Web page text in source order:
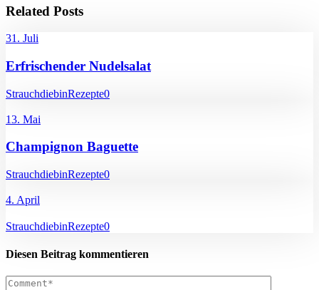
Related Posts
31. Juli
Erfrischender Nudelsalat
StrauchdiebinRezepte0
13. Mai
Champignon Baguette
StrauchdiebinRezepte0
4. April
StrauchdiebinRezepte0
Diesen Beitrag kommentieren